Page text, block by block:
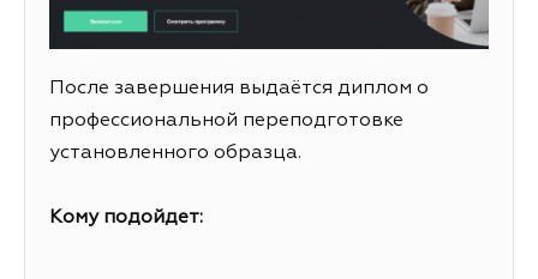
После завершения выдаётся диплом о
профессиональной переподготовке
установленного образца.
Кому подойдет: